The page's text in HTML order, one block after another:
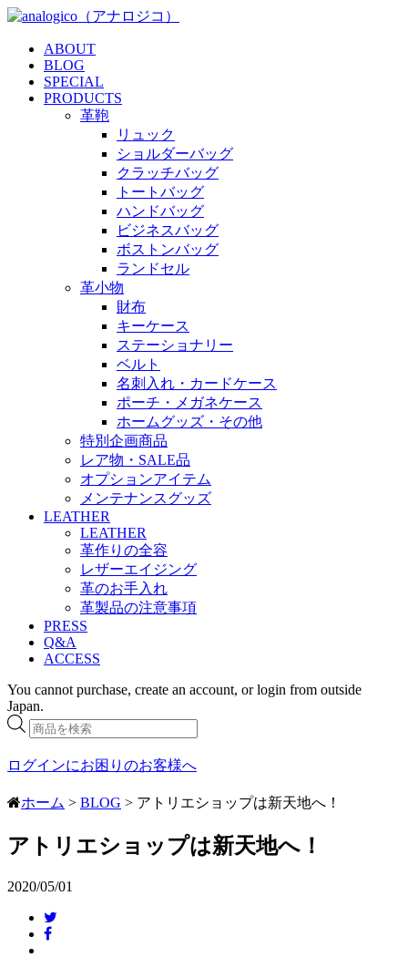
ABOUT
BLOG
SPECIAL
PRODUCTS
革鞄
リュック
ショルダーバッグ
クラッチバッグ
トートバッグ
ハンドバッグ
ビジネスバッグ
ボストンバッグ
ランドセル
革小物
財布
キーケース
ステーショナリー
ベルト
名刺入れ・カードケース
ポーチ・メガネケース
ホームグッズ・その他
特別企画商品
レア物・SALE品
オプションアイテム
メンテナンスグッズ
LEATHER
LEATHER
革作りの全容
レザーエイジング
革のお手入れ
革製品の注意事項
PRESS
Q&A
ACCESS
You cannot purchase, create an account, or login from outside
Japan.
商
品
検
ログインにお困りのお客様へ
ホーム > BLOG > アトリエショップは新天地へ！
アトリエショップは新天地へ！
2020/05/01